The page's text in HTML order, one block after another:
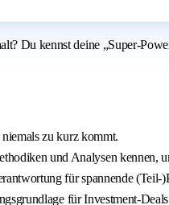
Du kennst deine „Super-
zu kurz kommt.
und Analysen kennen,
für spannende (Teil-
für Investment-